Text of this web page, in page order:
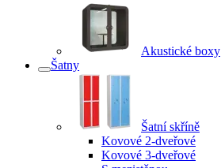
Akustické boxy
Šatny
Šatní skříně
Kovové 2-dveřové
Kovové 3-dveřové